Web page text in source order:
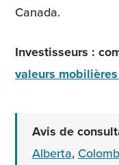
Canada.
Investisseurs :
valeurs
Avis de
Alberta,